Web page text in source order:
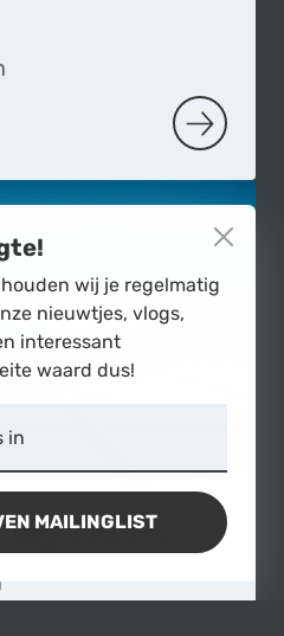
MEER
High Executive
wij je regelmatig
nieuwtjes, vlogs,
interessant
waard dus!
in
MAILINGLIST